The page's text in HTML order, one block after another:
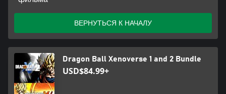
ВЕРНУТЬСЯ К НАЧАЛУ
Dragon Ball Xenoverse 1 and 2 Bundle
USD$84.99+